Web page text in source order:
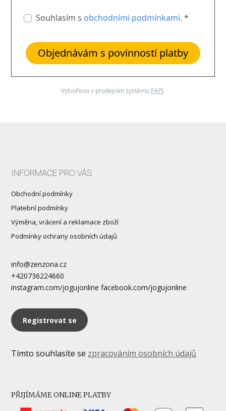
Souhlasím s obchodními podmínkami. *
Objednávám s povinností platby
Vytvořeno v prodejním systému FAPI.
INFORMACE PRO VÁS
Obchodní podmínky
Platební podmínky
Výměna, vrácení a reklamace zboží
Podmínky ochrany osobních údajů
info@zenzona.cz
+420736224660
instagram.com/jogujonline facebook.com/jogujonline
Registrovat se
Tímto souhlasíte se zpracováním osobních údajů
PŘIJÍMÁME ONLINE PLATBY